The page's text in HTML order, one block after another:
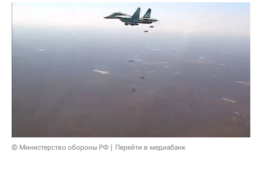
© Министерство обороны РФ Перейти в медиабанк